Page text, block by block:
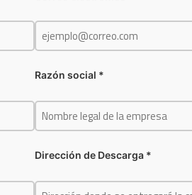
Razón social *
Dirección de Descarga *